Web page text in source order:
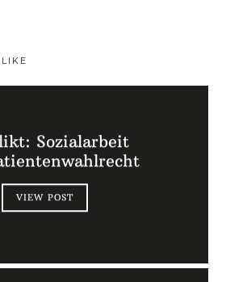
Sozialarbeit
VIEW POST